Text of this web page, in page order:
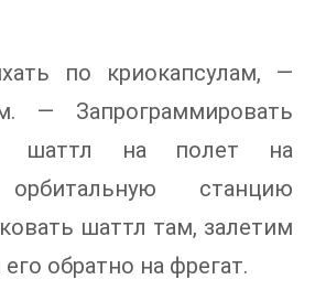
по криокапсулам, —
— Запрограммировать
шаттл на полет на
станцию
шаттл там, залетим
обратно на фрегат.